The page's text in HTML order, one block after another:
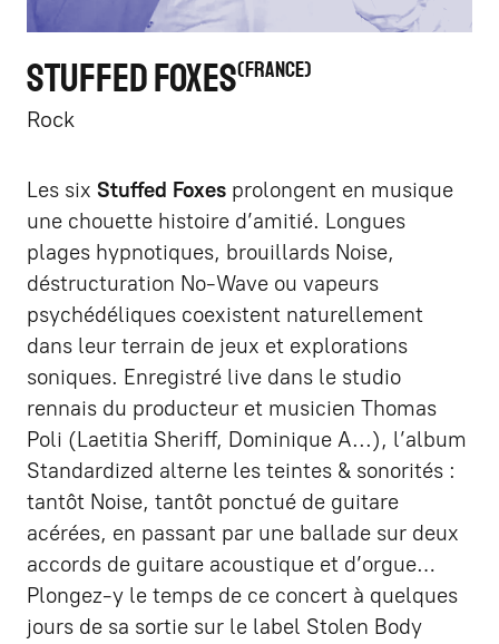
STUFFED FOXES FRANCE
Rock
Les six Stuffed Foxes prolongent en musique
une chouette histoire d’amitié. Longues
plages hypnotiques, brouillards Noise,
déstructuration No-Wave ou vapeurs
psychédéliques coexistent naturellement
dans leur terrain de jeux et explorations
soniques. Enregistré live dans le studio
rennais du producteur et musicien Thomas
Poli (Laetitia Sheriff, Dominique A...), l’album
Standardized alterne les teintes & sonorités :
tantôt Noise, tantôt ponctué de guitare
acérées, en passant par une ballade sur deux
accords de guitare acoustique et d’orgue…
Plongez-y le temps de ce concert à quelques
jours de sa sortie sur le label Stolen Body